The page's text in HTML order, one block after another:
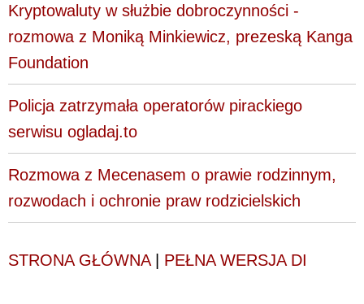
Kryptowaluty w służbie dobroczynności -
rozmowa z Moniką Minkiewicz, prezeską Kanga
Foundation
Policja zatrzymała operatorów pirackiego
serwisu ogladaj.to
Rozmowa z Mecenasem o prawie rodzinnym,
rozwodach i ochronie praw rodzicielskich
STRONA GŁÓWNA| PEŁNA WERSJA DI